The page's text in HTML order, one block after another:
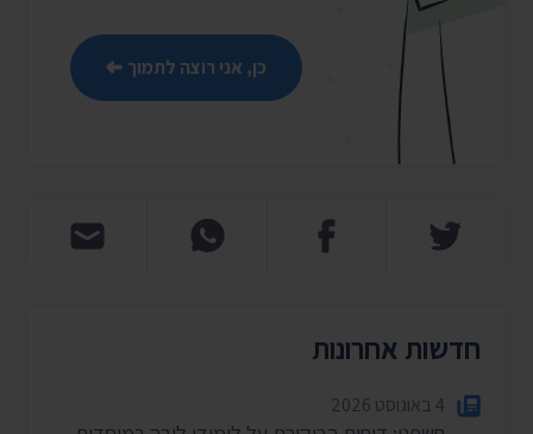
כן, אני רוצה לתמוך
חדשות אחרונות
4 באוגוסט 2026